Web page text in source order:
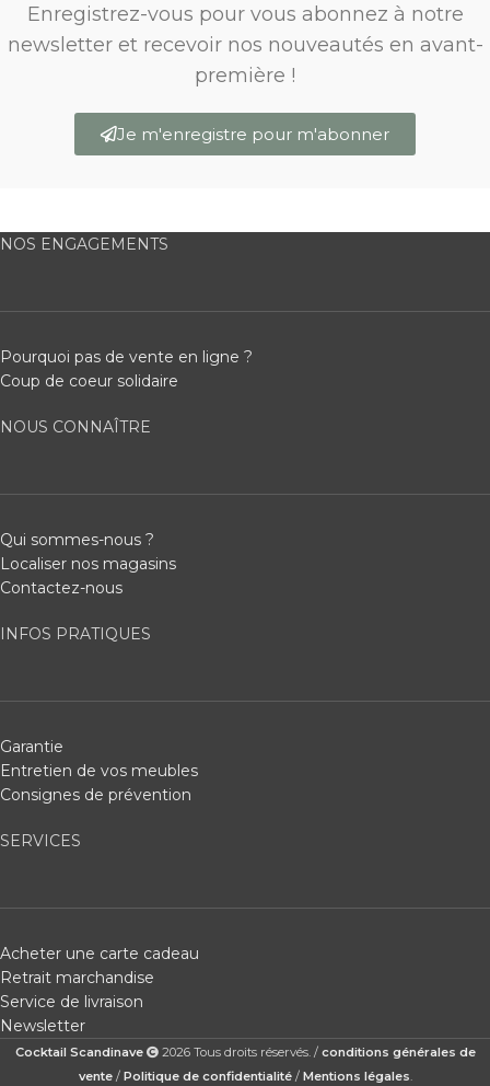
Enregistrez-vous pour vous abonnez à notre
newsletter et recevoir nos nouveautés en avant-
première !
Je m'enregistre pour m'abonner
NOS ENGAGEMENTS
Pourquoi pas de vente en ligne ?
Coup de coeur solidaire
NOUS CONNAÎTRE
Qui sommes-nous ?
Localiser nos magasins
Contactez-nous
INFOS PRATIQUES
Garantie
Entretien de vos meubles
Consignes de prévention
SERVICES
Acheter une carte cadeau
Retrait marchandise
Service de livraison
Newsletter
Cocktail Scandinave 2026 Tous droits réservés. / conditions générales de
vente/ Politique de confidentialité/ Mentions légales